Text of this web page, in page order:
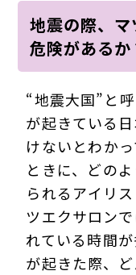
地震の際、
危険があるか
“地震大国”と
が起きている
けないとわか
ときに、どの
られるアイリ
ツエクサロン
れている時間
が起きた際、